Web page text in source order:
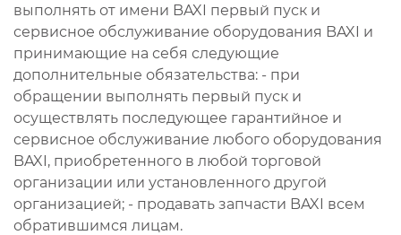
выполнять от имени BAXI первый пуск и
сервисное обслуживание оборудования BAXI и
принимающие на себя следующие
дополнительные обязательства: - при
обращении выполнять первый пуск и
осуществлять последующее гарантийное и
сервисное обслуживание любого оборудования
BAXI, приобретенного в любой торговой
организации или установленного другой
организацией; - продавать запчасти BAXI всем
обратившимся лицам.